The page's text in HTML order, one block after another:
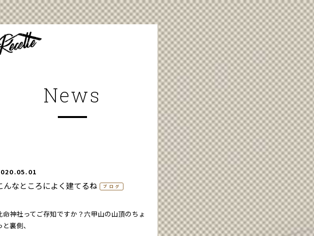
News
んなところによく建てるね ブログ
命神社ってご存知ですか？六甲山の山頂のちょ
と裏側、